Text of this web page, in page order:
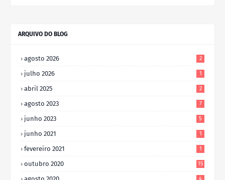
ARQUIVO DO BLOG
agosto 2026 2
julho 2026 1
abril 2025 2
agosto 2023 7
junho 2023 5
junho 2021 1
fevereiro 2021 1
outubro 2020 15
4